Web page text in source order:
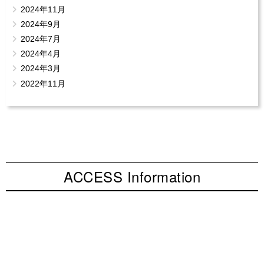
2024年11月
2024年9月
2024年7月
2024年4月
2024年3月
2022年11月
ACCESS Information